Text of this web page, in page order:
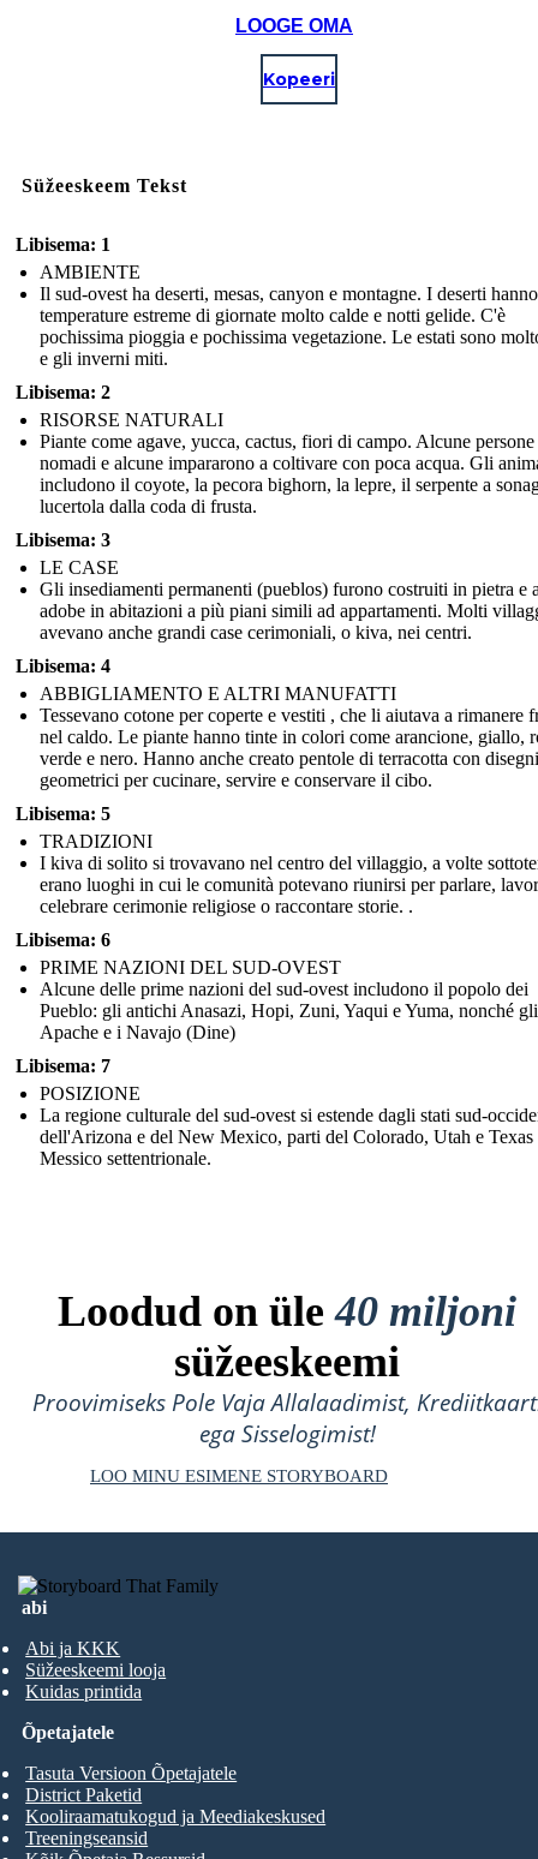
LOOGE OMA
Kopeeri
Süžeeskeem Tekst
Libisema: 1
AMBIENTE
Il sud-ovest ha deserti, mesas, canyon e montagne. I deserti hanno
temperature estreme di giornate molto calde e notti gelide. C'è
pochissima pioggia e pochissima vegetazione. Le estati sono
e gli inverni miti.
Libisema: 2
RISORSE NATURALI
Piante come agave, yucca, cactus, fiori di campo. Alcune persone
nomadi e alcune impararono a coltivare con poca acqua. Gli
includono il coyote, la pecora bighorn, la lepre, il serpente a
lucertola dalla coda di frusta.
Libisema: 3
LE CASE
Gli insediamenti permanenti (pueblos) furono costruiti in pietra e
adobe in abitazioni a più piani simili ad appartamenti. Molti
avevano anche grandi case cerimoniali, o kiva, nei centri.
Libisema: 4
ABBIGLIAMENTO E ALTRI MANUFATTI
Tessevano cotone per coperte e vestiti , che li aiutava a rimanere
nel caldo. Le piante hanno tinte in colori come arancione, giallo,
verde e nero. Hanno anche creato pentole di terracotta con disegni
geometrici per cucinare, servire e conservare il cibo.
Libisema: 5
TRADIZIONI
I kiva di solito si trovavano nel centro del villaggio, a volte
erano luoghi in cui le comunità potevano riunirsi per parlare,
celebrare cerimonie religiose o raccontare storie. .
Libisema: 6
PRIME NAZIONI DEL SUD-OVEST
Alcune delle prime nazioni del sud-ovest includono il popolo dei
Pueblo: gli antichi Anasazi, Hopi, Zuni, Yaqui e Yuma, nonché gli
Apache e i Navajo (Dine)
Libisema: 7
POSIZIONE
La regione culturale del sud-ovest si estende dagli stati sud-
dell'Arizona e del New Mexico, parti del Colorado, Utah e
Messico settentrionale.
Loodud on üle40 miljoni
süžeeskeemi
Proovimiseks Pole Vaja Allalaadimist,
ega Sisselogimist!
LOO MINU ESIMENE STORYBOARD
abi
Abi ja KKK
Süžeeskeemi looja
Kuidas printida
Õpetajatele
Tasuta Versioon Õpetajatele
District Paketid
Kooliraamatukogud ja Meediakeskused
Treeningseansid